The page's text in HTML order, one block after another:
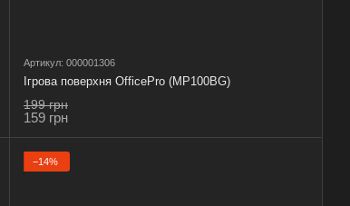
Артикул: 000001306
Ігрова поверхня OfficePro (MP100BG)
199 грн
159 грн
−14%